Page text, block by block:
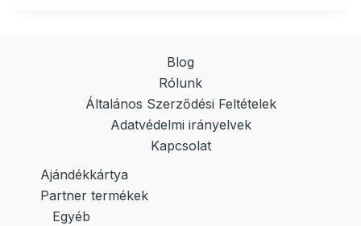
Blog
Rólunk
Általános Szerződési Feltételek
Adatvédelmi irányelvek
Kapcsolat
Ajándékkártya
Partner termékek
Egyéb